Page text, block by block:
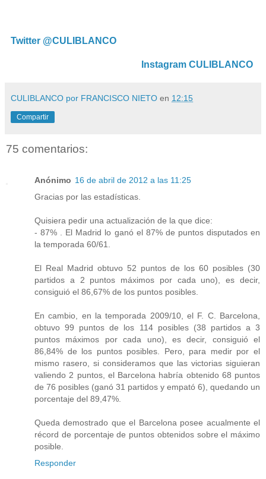
Twitter @CULIBLANCO
Instagram CULIBLANCO
CULIBLANCO por FRANCISCO NIETO en 12:15
Compartir
75 comentarios:
Anónimo 16 de abril de 2012 a las 11:25
Gracias por las estadísticas.
Quisiera pedir una actualización de la que dice:
- 87% . El Madrid lo ganó el 87% de puntos disputados en
la temporada 60/61.
El Real Madrid obtuvo 52 puntos de los 60 posibles (30
partidos a 2 puntos máximos por cada uno), es decir,
consiguió el 86,67% de los puntos posibles.
En cambio, en la temporada 2009/10, el F. C. Barcelona,
obtuvo 99 puntos de los 114 posibles (38 partidos a 3
puntos máximos por cada uno), es decir, consiguió el
86,84% de los puntos posibles. Pero, para medir por el
mismo rasero, si consideramos que las victorias siguieran
valiendo 2 puntos, el Barcelona habría obtenido 68 puntos
de 76 posibles (ganó 31 partidos y empató 6), quedando un
porcentaje del 89,47%.
Queda demostrado que el Barcelona posee acualmente el
récord de porcentaje de puntos obtenidos sobre el máximo
posible.
Responder